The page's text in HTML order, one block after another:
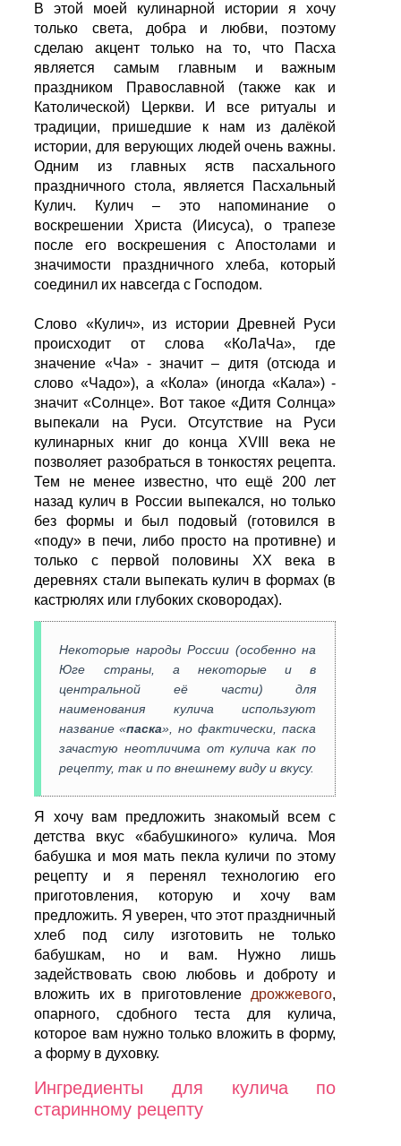
В этой моей кулинарной истории я хочу
только света, добра и любви, поэтому
сделаю акцент только на то, что Пасха
является самым главным и важным
праздником Православной (также как и
Католической) Церкви. И все ритуалы и
традиции, пришедшие к нам из далёкой
истории, для верующих людей очень важны.
Одним из главных яств пасхального
праздничного стола, является Пасхальный
Кулич. Кулич – это напоминание о
воскрешении Христа (Иисуса), о трапезе
после его воскрешения с Апостолами и
значимости праздничного хлеба, который
соединил их навсегда с Господом.
Слово «Кулич», из истории Древней Руси
происходит от слова «КоЛаЧа», где
значение «Ча» - значит – дитя (отсюда и
слово «Чадо»), а «Кола» (иногда «Кала») -
значит «Солнце». Вот такое «Дитя Солнца»
выпекали на Руси. Отсутствие на Руси
кулинарных книг до конца XVIII века не
позволяет разобраться в тонкостях рецепта.
Тем не менее известно, что ещё 200 лет
назад кулич в России выпекался, но только
без формы и был подовый (готовился в
«поду» в печи, либо просто на противне) и
только с первой половины XX века в
деревнях стали выпекать кулич в формах (в
кастрюлях или глубоких сковородах).
Некоторые народы России (особенно на
Юге страны, а некоторые и в
центральной её части) для
наименования кулича используют
название «паска», но фактически, паска
зачастую неотличима от кулича как по
рецепту, так и по внешнему виду и вкусу.
Я хочу вам предложить знакомый всем с
детства вкус «бабушкиного» кулича. Моя
бабушка и моя мать пекла куличи по этому
рецепту и я перенял технологию его
приготовления, которую и хочу вам
предложить. Я уверен, что этот праздничный
хлеб под силу изготовить не только
бабушкам, но и вам. Нужно лишь
задействовать свою любовь и доброту и
вложить их в приготовление дрожжевого,
опарного, сдобного теста для кулича,
которое вам нужно только вложить в форму,
а форму в духовку.
Ингредиенты для кулича по
старинному рецепту